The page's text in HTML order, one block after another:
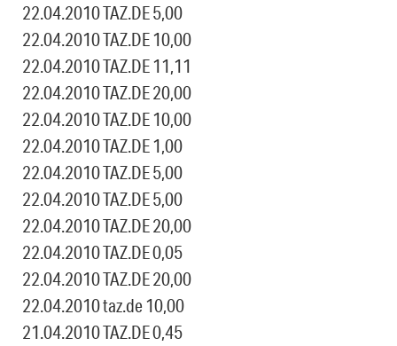
22.04.2010 TAZ.DE 5,00
22.04.2010 TAZ.DE 10,00
22.04.2010 TAZ.DE 11,11
22.04.2010 TAZ.DE 20,00
22.04.2010 TAZ.DE 10,00
22.04.2010 TAZ.DE 1,00
22.04.2010 TAZ.DE 5,00
22.04.2010 TAZ.DE 5,00
22.04.2010 TAZ.DE 20,00
22.04.2010 TAZ.DE 0,05
22.04.2010 TAZ.DE 20,00
22.04.2010 taz.de 10,00
21.04.2010 TAZ.DE 0,45